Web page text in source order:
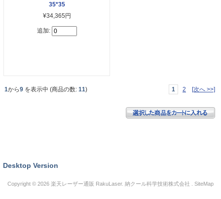
35*35
¥34,365円
追加:
1から9 を表示中 (商品の数: 11) 1 2 [次へ >>]
Desktop Version
Copyright © 2026 楽天レーザー通販 RakuLaser. 納クール科学技術株式会社 . SiteMap